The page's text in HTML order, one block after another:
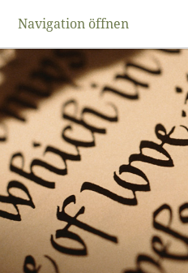
Navigation öffnen